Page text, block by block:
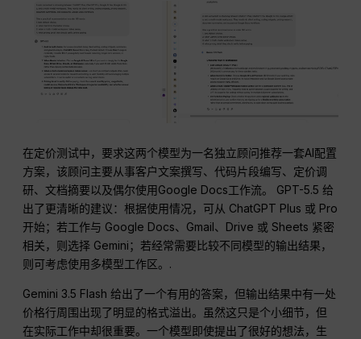
在定价测试中，要求这两个模型为一名独立顾问推荐一套AI配置
方案，该顾问主要从事客户文案撰写、代码片段编写、定价调
研、文档摘要以及偶尔使用Google Docs工作流。 GPT-5.5 给
出了更清晰的建议：根据使用情况，可从 ChatGPT Plus 或 Pro
开始；若工作与 Google Docs、Gmail、Drive 或 Sheets 紧密
相关，则选择 Gemini；若经常需要比较不同模型的输出结果，
则可考虑使用多模型工作区。.
Gemini 3.5 Flash 给出了一个有用的答案，但输出结果中有一处
价格行周围出现了明显的格式溢出。虽然这只是个小细节，但
在实际工作中却很重要。一个模型即使提出了很好的想法，生